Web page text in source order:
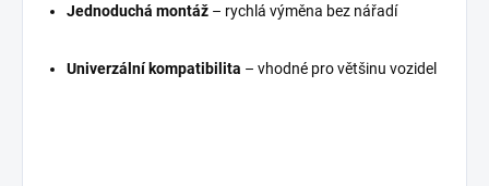
Jednoduchá montáž – rychlá výměna bez nářadí
Univerzální kompatibilita – vhodné pro většinu vozidel